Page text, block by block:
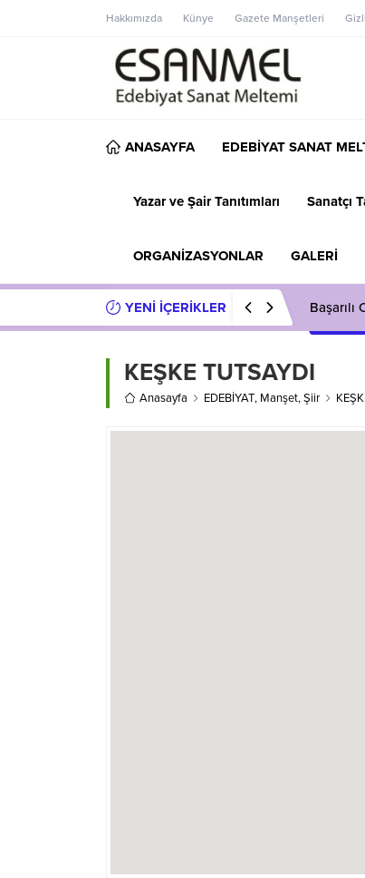
Hakkımızda Künye Gazete Manşetleri
ANASAYFA EDEBİYAT SANAT
Yazar ve Şair Tanıtımları Sanatçı
ORGANİZASYONLAR GALERİ
YENİ İÇERİKLER
KEŞKE TUTSAYDI
Anasayfa EDEBİYAT, Manşet,Şiir